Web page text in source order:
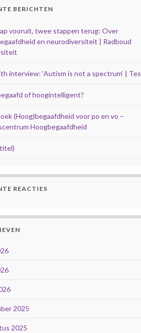
BERICHTEN
vooruit, twee stappen terug: Over
en neurodiversiteit | Radboud
interview: ‘Autism is not a spectrum’ | Tes
of hoogintelligent?
(Hoog)begaafdheid voor po en vo –
Hoogbegaafdheid
REACTIES
2025
2025